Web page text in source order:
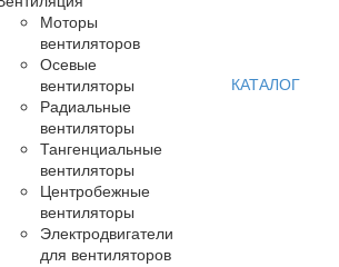
Моторы
вентиляторов
Осевые
вентиляторы
Радиальные
вентиляторы
Тангенциальные
вентиляторы
Центробежные
вентиляторы
Электродвигатели
для вентиляторов
КАТАЛОГ